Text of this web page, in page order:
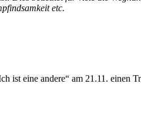
etc.
eine andere“ am 21.11. einen